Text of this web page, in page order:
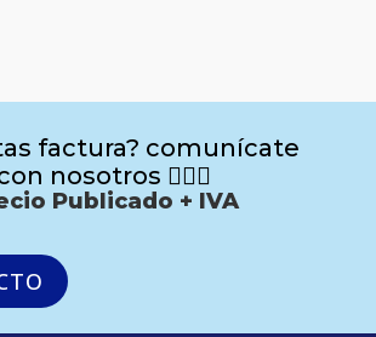
factura? comunícate
nosotros 🙋🏻‍♂️
Publicado + IVA